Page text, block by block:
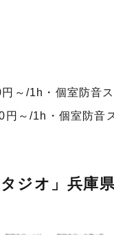
～/1h・個室防音
～/1h・個室防音
ジオ」兵庫